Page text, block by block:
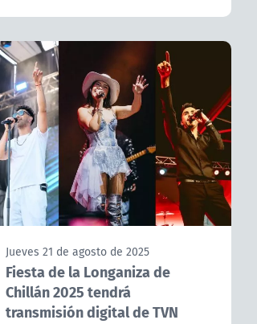
Jueves 21 de agosto de 2025
Fiesta de la Longaniza de
Chillán 2025 tendrá
transmisión digital de TVN